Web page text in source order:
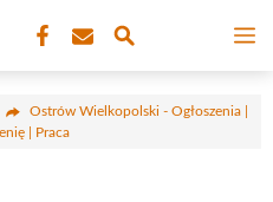
Ostrów Wielkopolski - Ogłoszenia |
| Praca